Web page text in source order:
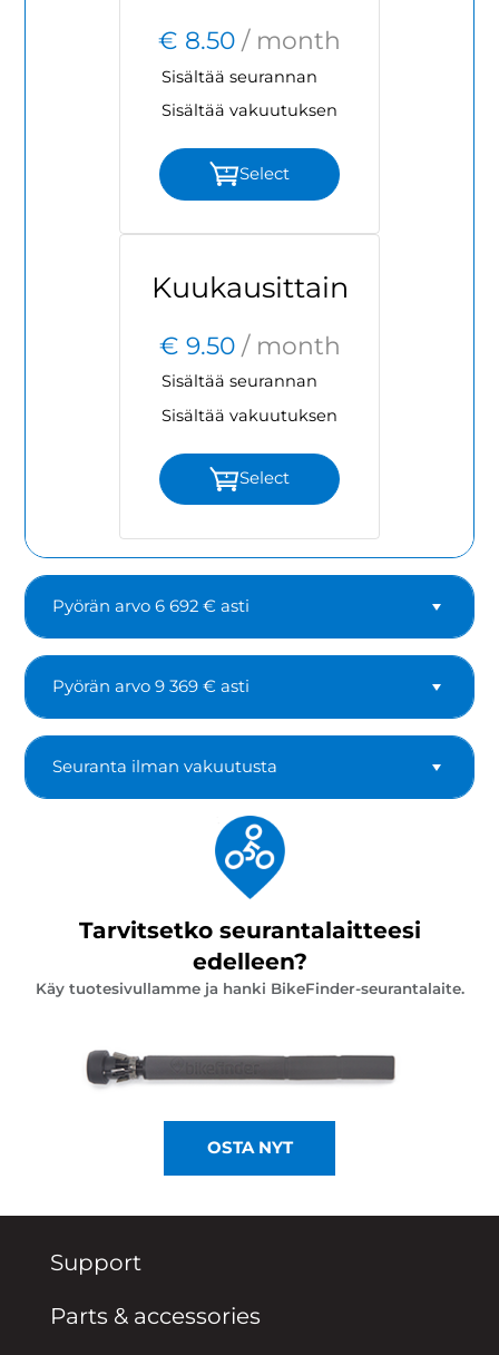
€ 8.50 / month
Sisältää seurannan
Sisältää vakuutuksen
Select
Kuukausittain
€ 9.50 / month
Sisältää seurannan
Sisältää vakuutuksen
Select
Pyörän arvo 6 692 € asti
Pyörän arvo 9 369 € asti
Seuranta ilman vakuutusta
Tarvitsetko seurantalaitteesi
edelleen?
Käy tuotesivullamme ja hanki BikeFinder-seurantalaite.
OSTA NYT
Support
Parts & accessories